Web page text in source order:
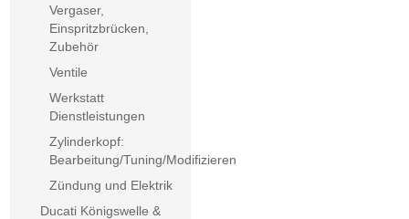
Vergaser,
Einspritzbrücken,
Zubehör
Ventile
Werkstatt
Dienstleistungen
Zylinderkopf:
Bearbeitung/Tuning/Modifizieren
Zündung und Elektrik
Ducati Königswelle &